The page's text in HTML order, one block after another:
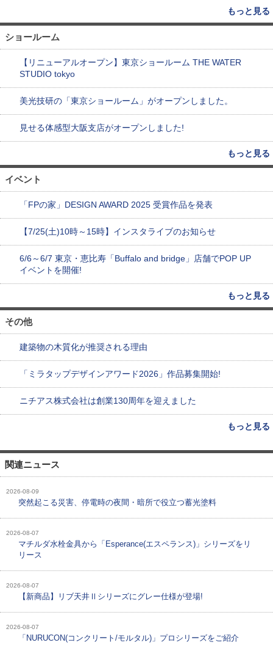
もっと見る
ショールーム
【リニューアルオープン】東京ショールーム THE WATER
STUDIO tokyo
美光技研の「東京ショールーム」がオープンしました。
見せる体感型大阪支店がオープンしました!
もっと見る
イベント
「FPの家」DESIGN AWARD 2025 受賞作品を発表
【7/25(土)10時～15時】インスタライブのお知らせ
6/6～6/7 東京・恵比寿「Buffalo and bridge」店舗でPOP UP
イベントを開催!
もっと見る
その他
建築物の木質化が推奨される理由
「ミラタップデザインアワード2026」作品募集開始!
ニチアス株式会社は創業130周年を迎えました
もっと見る
関連ニュース
2026-08-09
突然起こる災害、停電時の夜間・暗所で役立つ蓄光塗料
2026-08-07
マチルダ水栓金具から「Esperance(エスペランス)」シリーズをリ
リース
2026-08-07
【新商品】リブ天井Ⅱシリーズにグレー仕様が登場!
2026-08-07
「NURUCON(コンクリート/モルタル)」プロシリーズをご紹介